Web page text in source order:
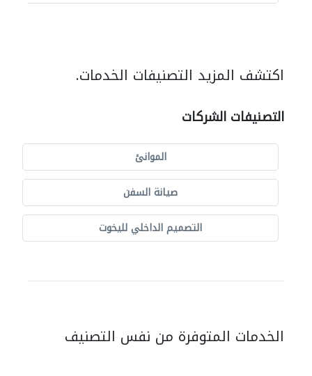
اكتشف المزيد التصنيفات الخدمات.
التصنيفات الشركات
الموانئ
صيانة السفن
التصميم الداخلي لليخوت
الخدمات المتوفرة من نفس التصنيف